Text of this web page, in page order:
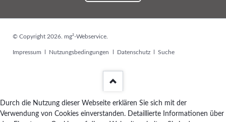
© Copyright 2026. mg²-Webservice.
Navigation
Impressum Nutzungsbedingungen Datenschutz Suche
Durch die Nutzung dieser Webseite erklären Sie sich mit der
Verwendung von Cookies einverstanden. Detaillierte Informationen über